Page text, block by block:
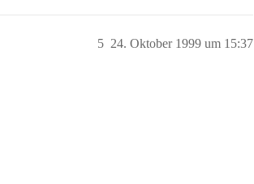
24. Oktober 1999 um 15:37
5